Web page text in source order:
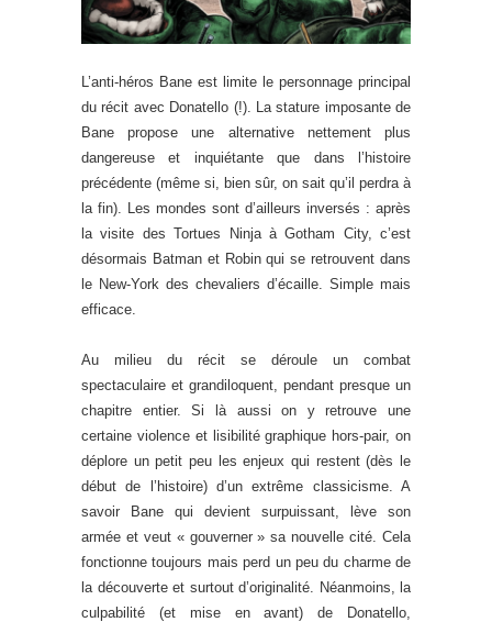
L’anti-héros Bane est limite le personnage principal
du récit avec Donatello (!). La stature imposante de
Bane propose une alternative nettement plus
dangereuse et inquiétante que dans l’histoire
précédente (même si, bien sûr, on sait qu’il perdra à
la fin). Les mondes sont d’ailleurs inversés : après
la visite des Tortues Ninja à Gotham City, c’est
désormais Batman et Robin qui se retrouvent dans
le New-York des chevaliers d’écaille. Simple mais
efficace.
Au milieu du récit se déroule un combat
spectaculaire et grandiloquent, pendant presque un
chapitre entier. Si là aussi on y retrouve une
certaine violence et lisibilité graphique hors-pair, on
déplore un petit peu les enjeux qui restent (dès le
début de l’histoire) d’un extrême classicisme. A
savoir Bane qui devient surpuissant, lève son
armée et veut « gouverner » sa nouvelle cité. Cela
fonctionne toujours mais perd un peu du charme de
la découverte et surtout d’originalité. Néanmoins, la
culpabilité (et mise en avant) de Donatello,